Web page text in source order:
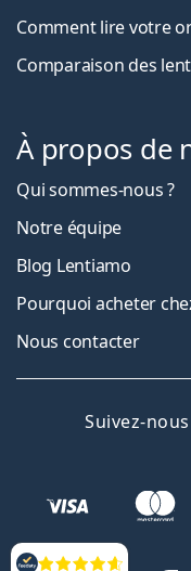
Comment lire votre
Comparaison des
À propos de
Qui sommes-nous ?
Notre équipe
Blog Lentiamo
Pourquoi acheter
Nous contacter
Suivez-